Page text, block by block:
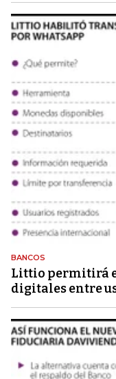
BANCOS
Littio permitirá
digitales entre